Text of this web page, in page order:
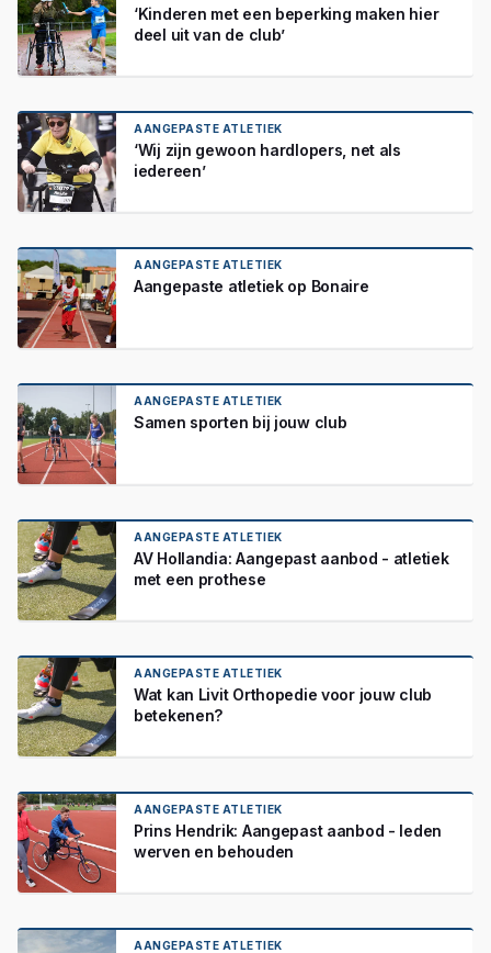
‘Kinderen met een beperking maken hier
deel uit van de club’
AANGEPASTE ATLETIEK
‘Wij zijn gewoon hardlopers, net als
iedereen’
AANGEPASTE ATLETIEK
Aangepaste atletiek op Bonaire
AANGEPASTE ATLETIEK
Samen sporten bij jouw club
AANGEPASTE ATLETIEK
AV Hollandia: Aangepast aanbod - atletiek
met een prothese
AANGEPASTE ATLETIEK
Wat kan Livit Orthopedie voor jouw club
betekenen?
AANGEPASTE ATLETIEK
Prins Hendrik: Aangepast aanbod - leden
werven en behouden
AANGEPASTE ATLETIEK